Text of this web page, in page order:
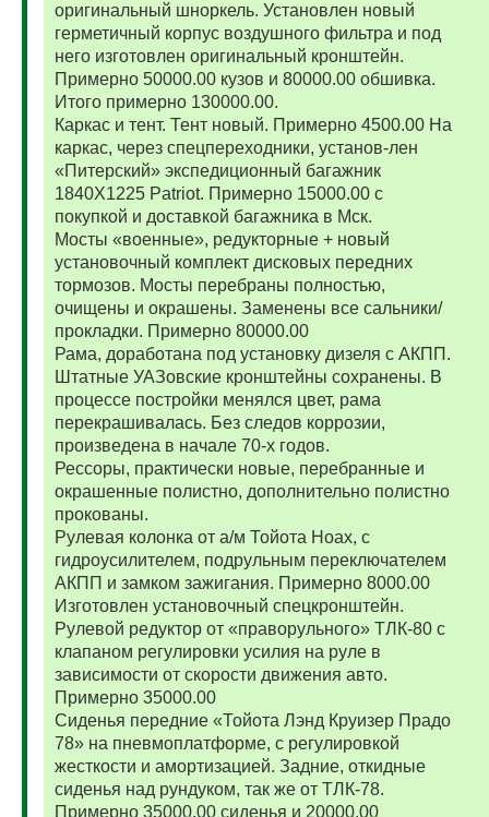
оригинальный шноркель. Установлен новый
герметичный корпус воздушного фильтра и под
него изготовлен оригинальный кронштейн.
Примерно 50000.00 кузов и 80000.00 обшивка.
Итого примерно 130000.00.
Каркас и тент. Тент новый. Примерно 4500.00 На
каркас, через спецпереходники, установ-лен
«Питерский» экспедиционный багажник
1840Х1225 Patriot. Примерно 15000.00 с
покупкой и доставкой багажника в Мск.
Мосты «военные», редукторные + новый
установочный комплект дисковых передних
тормозов. Мосты перебраны полностью,
очищены и окрашены. Заменены все сальники/
прокладки. Примерно 80000.00
Рама, доработана под установку дизеля с АКПП.
Штатные УАЗовские кронштейны сохранены. В
процессе постройки менялся цвет, рама
перекрашивалась. Без следов коррозии,
произведена в начале 70-х годов.
Рессоры, практически новые, перебранные и
окрашенные полистно, дополнительно полистно
прокованы.
Рулевая колонка от а/м Тойота Ноах, с
гидроусилителем, подрульным переключателем
АКПП и замком зажигания. Примерно 8000.00
Изготовлен установочный спецкронштейн.
Рулевой редуктор от «праворульного» ТЛК-80 с
клапаном регулировки усилия на руле в
зависимости от скорости движения авто.
Примерно 35000.00
Сиденья передние «Тойота Лэнд Круизер Прадо
78» на пневмоплатформе, с регулировкой
жесткости и амортизацией. Задние, откидные
сиденья над рундуком, так же от ТЛК-78.
Примерно 35000.00 сиденья и 20000.00